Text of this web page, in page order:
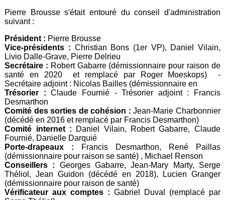
Pierre Brousse s'était entouré du conseil d'administration
suivant :
Président : Pierre Brousse
Vice-présidents : Christian Bons (1er VP), Daniel Vilain,
Livio Dalle-Grave, Pierre Delrieu
Secrétaire : Robert Gabarre (démissionnaire pour raison de
santé en 2020 et remplacé par Roger Moeskops) -
Secrétaire adjoint : Nicolas Bailles (démissionnaire en
Trésorier : Claude Fournié - Trésorier adjoint : Francis
Desmarthon
Comité des sorties de cohésion :Jean-Marie Charbonnier
(décédé en 2016 et remplacé par Francis Desmarthon)
Comité internet : Daniel Vilain, Robert Gabarre, Claude
Fournié, Danielle Darquié
Porte-drapeaux : Francis Desmarthon, René Paillas
(démissionnaire pour raison se santé) , Michael Renson
Conseillers : Georges Gabarre, Jean-Mary Marty, Serge
Théliol, Jean Guidon (décédé en 2018), Lucien Granger
(démissionnaire pour raison de santé)
Vérificateur aux comptes : Gabriel Duval (remplacé par